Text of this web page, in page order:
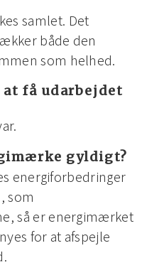
samlet. Det
både den
som helhed.
at få udarbejdet
gyldigt?
energiforbedringer
som
så er energimærket
for at afspejle